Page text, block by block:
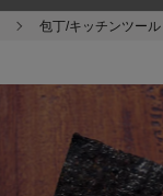
包丁/キッチンツール